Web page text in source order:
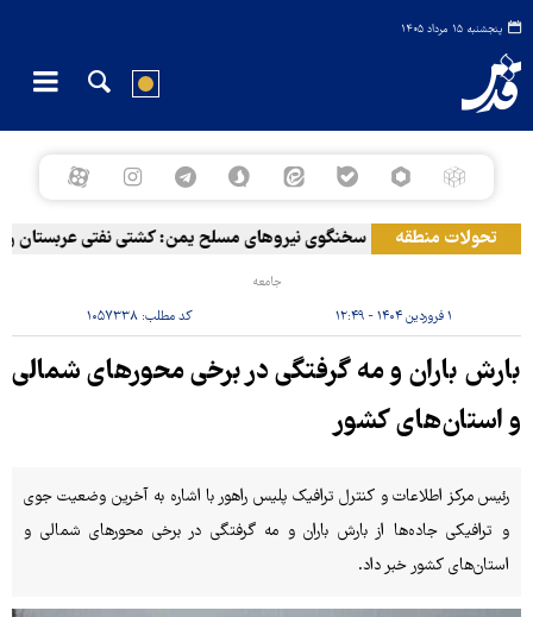
پنجشنبه ۱۵ مرداد ۱۴۰۵
تحولات منطقه سخنگوی نیروهای مسلح یمن: کشتی نفتی عربستان را
جامعه
۱ فروردین ۱۴۰۴ - ۱۲:۴۹ کد مطلب:۱۰۵۷۳۳۸
بارش باران و مه گرفتگی در برخی محورهای شمالی
و استان‌های کشور
رئیس مرکز اطلاعات و کنترل ترافیک پلیس راهور با اشاره به آخرین وضعیت جوی
و ترافیکی جاده‌ها از بارش باران و مه گرفتگی در برخی محورهای شمالی و
استان‌های کشور خبر داد.